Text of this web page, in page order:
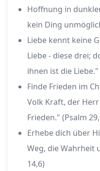
Hoffnung in
kein Ding
Liebe kennt keine
Liebe - diese drei;
ihnen ist die
Finde Frieden im
Volk Kraft, der
Frieden." (Psalm
Erhebe dich über
Weg, die Wahrheit
14,6)